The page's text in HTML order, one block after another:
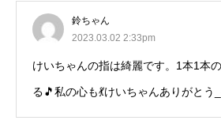
鈴ちゃん
2023.03.02 2:33pm
けいちゃんの指は綺麗です。1本1本
る🎵私の心も💃けいちゃんありがとう